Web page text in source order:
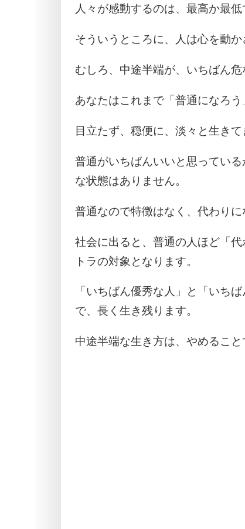
人々が感動するのは、最高か最低
そういうところに、人は心を動か
むしろ、中途半端が、いちばん危
あなたはこれまで「普通になろう
目立たず、穏便に、淡々と生きて
普通がいちばんいいと思ってい
な状態はありません。
普通なので特徴はなく、代わりに
社会に出ると、普通の人ほど「
トラの対象となります。
「いちばん優秀な人」と「いち
で、長く生き残ります。
中途半端な生き方は、やめること